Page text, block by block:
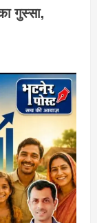
गुस्सा,